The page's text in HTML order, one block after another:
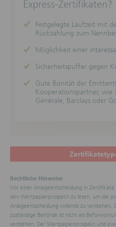
DekaBank Deutsche
Gewähr dafür, dass die
Finanzinstrumente für
geeignet sind. Die
Rechts- und
Keine vertraglichen
Durch die Webseiten und
Informationen dienen
vertragliche oder
Auskunfts- oder
Nutzung der Webseiten
DekaBank Deutsche
jeweiligen Nutzer.
Haftungsausschluss
(Der Abschnitt
auf diesen Webseiten
Express-Zertifikaten?
Festgelegte Laufzeit mit
Rückzahlung zum
Möglichkeit einer
Sicherheitspuffer gegen
Gute Bonität der
Kooperationspartner, wie
Générale, Barclays oder
Rechtliche Hinweise
Vor einer Anlageentscheidung in
den Wertpapierprospekt zu lesen, um die
Anlageentscheidung vollends zu verstehen.
zuständige Behörde ist nicht als
verstehen. Der Wertpapierprospekt und